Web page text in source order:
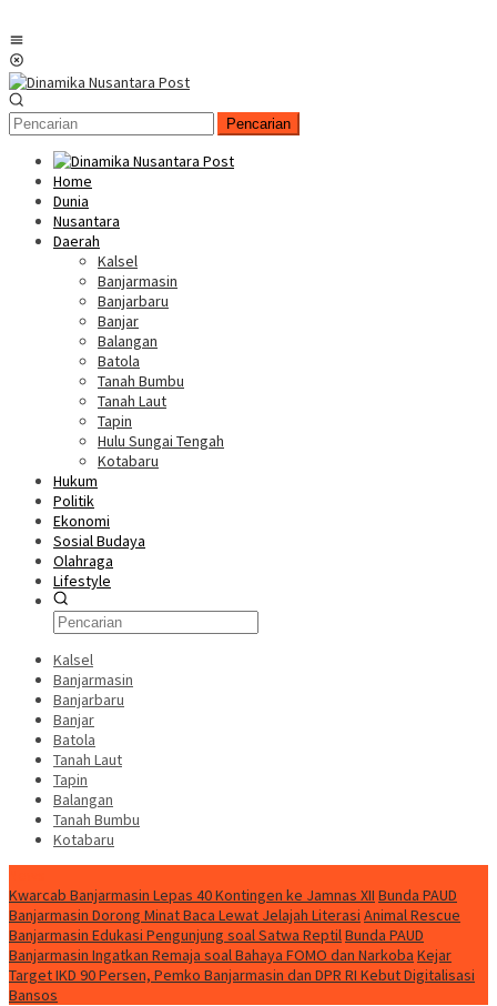
Pencarian
Home
Dunia
Nusantara
Daerah
Kalsel
Banjarmasin
Banjarbaru
Banjar
Balangan
Batola
Tanah Bumbu
Tanah Laut
Tapin
Hulu Sungai Tengah
Kotabaru
Hukum
Politik
Ekonomi
Sosial Budaya
Olahraga
Lifestyle
Kalsel
Banjarmasin
Banjarbaru
Banjar
Batola
Tanah Laut
Tapin
Balangan
Tanah Bumbu
Kotabaru
Kwarcab Banjarmasin Lepas 40 Kontingen ke Jamnas XII Bunda PAUD
Banjarmasin Dorong Minat Baca Lewat Jelajah Literasi Animal Rescue
Banjarmasin Edukasi Pengunjung soal Satwa ReptilBunda PAUD
Banjarmasin Ingatkan Remaja soal Bahaya FOMO dan Narkoba Kejar
Target IKD 90 Persen, Pemko Banjarmasin dan DPR RI Kebut Digitalisasi
Bansos